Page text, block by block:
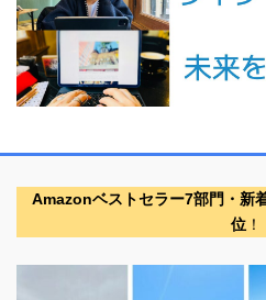
Amazonベストセラー7部門・新
位 ！